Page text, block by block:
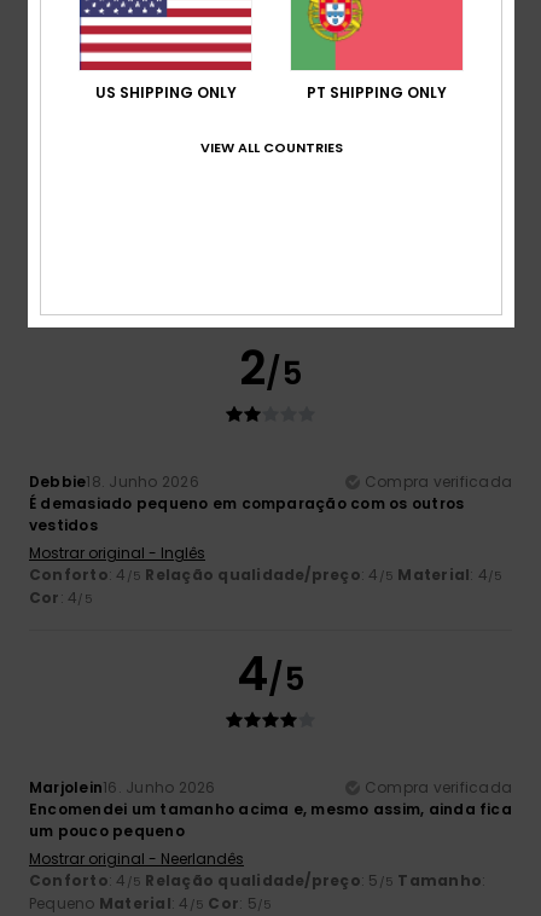
5 /5
2/5
Debbie18. Junho 2026
Compra verificada
É demasiado pequeno em comparação com os outros
vestidos
Mostrar original - Inglês
Conforto: 4 /5 Relação qualidade/preço: 4 /5 Material: 4/5
Cor: 4/5
4/5
Marjolein16. Junho 2026
Compra verificada
Encomendei um tamanho acima e, mesmo assim, ainda fica
um pouco pequeno
Mostrar original - Neerlandês
Conforto: 4 /5 Relação qualidade/preço: 5 /5 Tamanho:
Pequeno Material: 4 /5 Cor: 5/5
US SHIPPING ONLY PT SHIPPING ONLY
VIEW ALL COUNTRIES